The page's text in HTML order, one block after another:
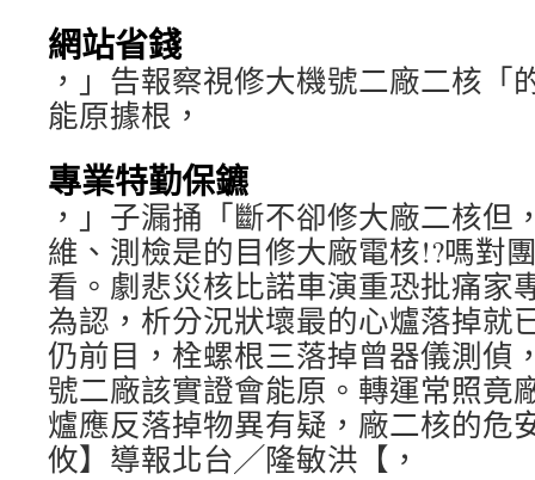
網站省錢
，」告報察視修大機號二廠二核「
能原據根，
專業特勤保鑣
，」子漏捅「斷不卻修大廠二核但
維、測檢是的目修大廠電核!?嗎對
看。劇悲災核比諾車演重恐批痛家
為認，析分況狀壞最的心爐落掉就
仍前目，栓螺根三落掉曾器儀測偵
號二廠該實證會能原。轉運常照竟
爐應反落掉物異有疑，廠二核的危
攸】導報北台╱隆敏洪【，